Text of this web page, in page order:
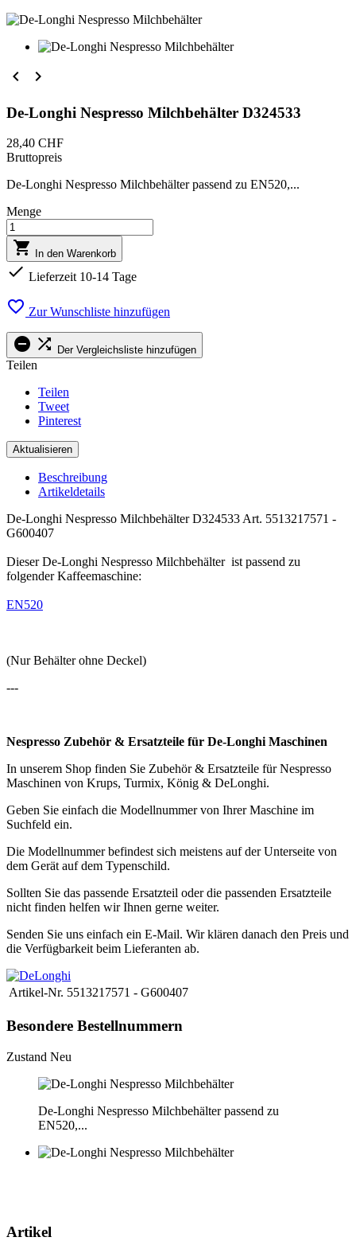
 
De-Longhi Nespresso Milchbehälter D324533
28,40 CHF
Bruttopreis
De-Longhi Nespresso Milchbehälter passend zu EN520,...
Menge
 In den Warenkorb
 Lieferzeit 10-14 Tage
 Zur Wunschliste hinzufügen
  Der Vergleichsliste hinzufügen
Teilen
Teilen
Tweet
Pinterest
Beschreibung
Artikeldetails
De-Longhi Nespresso Milchbehälter D324533 Art. 5513217571 -
G600407
Dieser De-Longhi Nespresso Milchbehälter ist passend zu
folgender Kaffeemaschine:
EN520
(Nur Behälter ohne Deckel)
---
Nespresso Zubehör & Ersatzteile für De-Longhi Maschinen
In unserem Shop finden Sie Zubehör & Ersatzteile für Nespresso
Maschinen von Krups, Turmix, König & DeLonghi.
Geben Sie einfach die Modellnummer von Ihrer Maschine im
Suchfeld ein.
Die Modellnummer befindest sich meistens auf der Unterseite von
dem Gerät auf dem Typenschild.
Sollten Sie das passende Ersatzteil oder die passenden Ersatzteile
nicht finden helfen wir Ihnen gerne weiter.
Senden Sie uns einfach ein E-Mail. Wir klären danach den Preis und
die Verfügbarkeit beim Lieferanten ab.
Artikel-Nr. 5513217571 - G600407
Besondere Bestellnummern
Zustand Neu
De-Longhi Nespresso Milchbehälter passend zu
EN520,...
Artikel